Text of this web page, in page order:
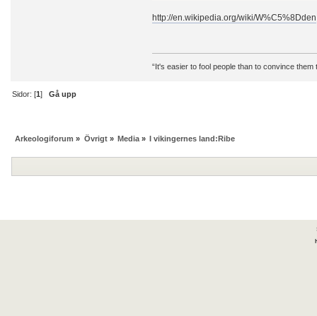
http://en.wikipedia.org/wiki/W%C5%8Dden
“It's easier to fool people than to convince them
Sidor: [1]Gå upp
Arkeologiforum » Övrigt» Media» I vikingernes land:Ribe